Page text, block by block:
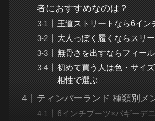
者におすすめなのは？
王道ストリートなら6イン
大人っぽく履くならスリ
無骨さを出すならフィー
初めて買う人は色・サイ
相性で選ぶ
ティンバーランド 種類別メ
6インチブーツ×バギーデ